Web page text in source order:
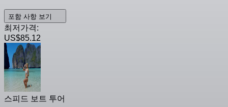
포함 사항 보기
최저가격:
US$85.12
스피드 보트 투어